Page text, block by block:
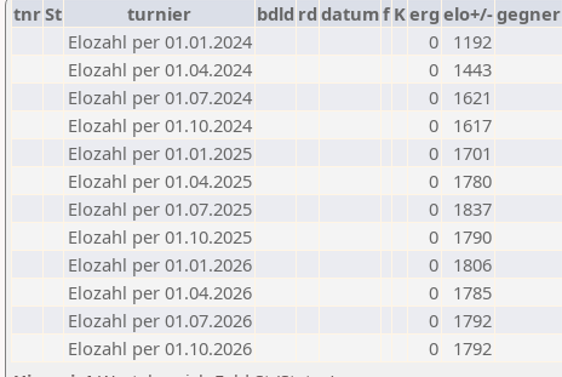
tnrSt turnier bdld rd datumf Kerg elo+/-gegner
Elozahl per 01.01.2024
0
1192
Elozahl per 01.04.2024
0
1443
Elozahl per 01.07.2024
0
1621
Elozahl per 01.10.2024
0
1617
Elozahl per 01.01.2025
0
1701
Elozahl per 01.04.2025
0
1780
Elozahl per 01.07.2025
0
1837
Elozahl per 01.10.2025
0
1790
Elozahl per 01.01.2026
0
1806
Elozahl per 01.04.2026
0
1785
Elozahl per 01.07.2026
0
1792
Elozahl per 01.10.2026
0
1792